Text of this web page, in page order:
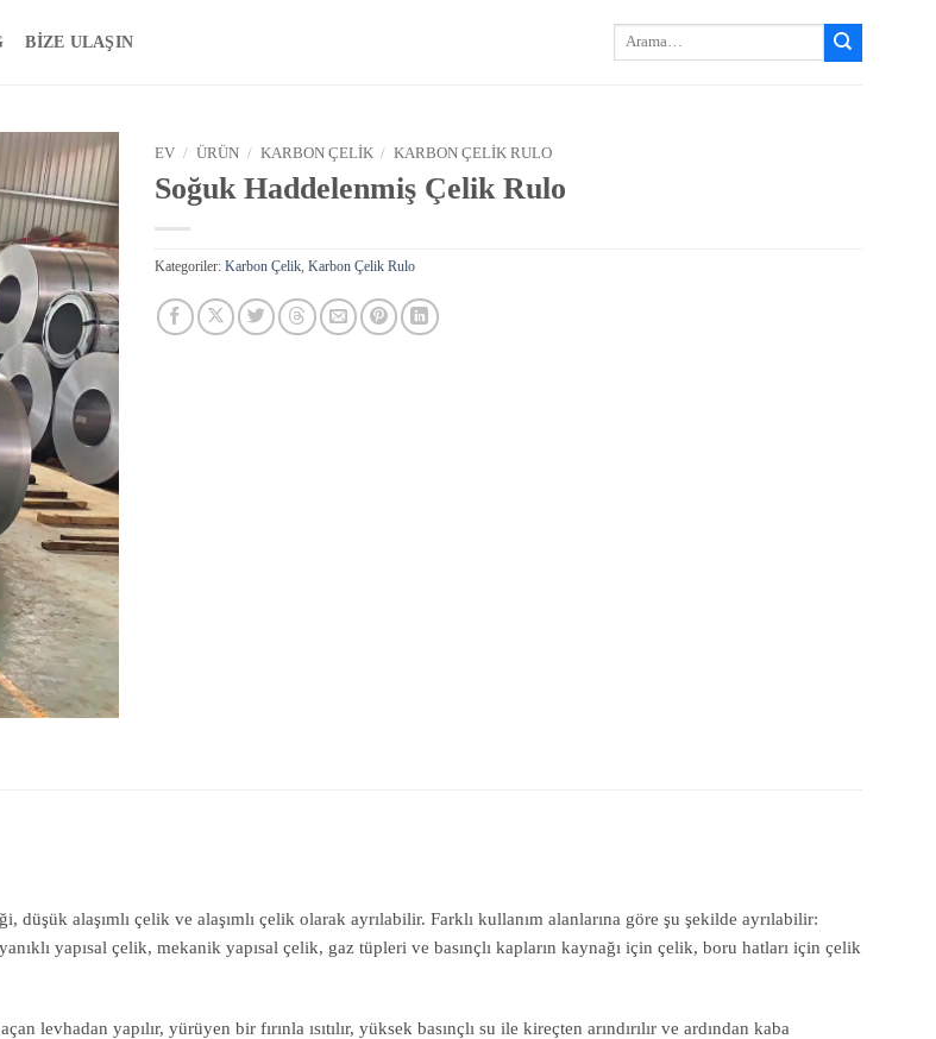
BIZE ULAŞIN
Arayın:
EV / ÜRÜN / KARBON ÇELIK / KARBON ÇELIK RULO
Soğuk Haddelenmiş Çelik Rulo
Kategoriler: Karbon Çelik, Karbon Çelik Rulo
düşük alaşımlı çelik ve alaşımlı çelik olarak ayrılabilir. Farklı kullanım alanlarına göre şu şekilde ayrılabilir:
yapısal çelik, mekanik yapısal çelik, gaz tüpleri ve basınçlı kapların kaynağı için çelik, boru hatları için çelik
yapılır, yürüyen bir fırınla ısıtılır, yüksek basınçlı su ile kireçten arındırılır ve ardından kaba